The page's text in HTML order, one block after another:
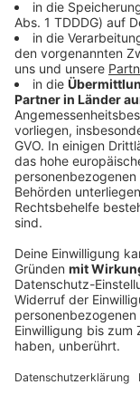
Social Media
ROCK
der sozialen
vernetzen könnt,